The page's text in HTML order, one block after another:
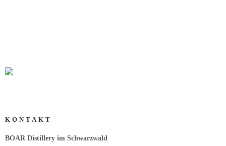
KONTAKT
BOAR Distillery im Schwarzwald